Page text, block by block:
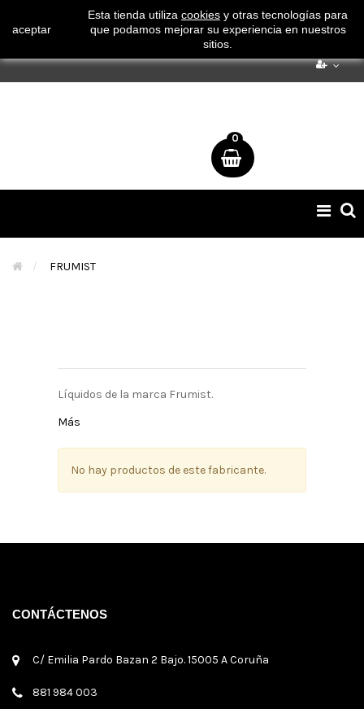
¡ Consigue tu envío gratuito por compras superiores a 50€
!
0
de
> FRUMIST
Líquidos de la marca Frumist.
Más
No hay productos de este fabricante.
CONTÁCTENOS
C/ Emilia Pardo Bazan 2 Bajo. 15005 A Coruña
881 984 003
aceptar
Esta tienda utiliza cookies y otras tecnologías para
que podamos mejorar su experiencia en nuestros
sitios.